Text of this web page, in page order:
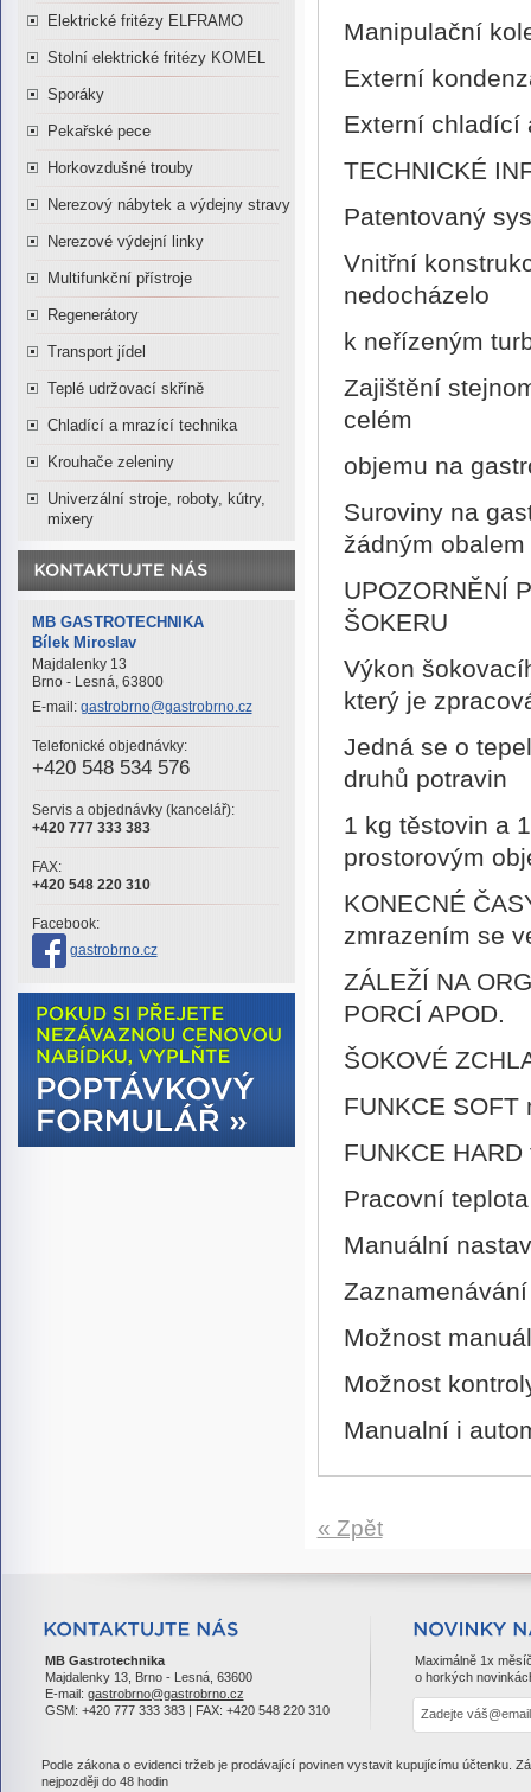
Elektrické fritézy ELFRAMO
Stolní elektrické fritézy KOMEL
Sporáky
Pekařské pece
Horkovzdušné trouby
Nerezový nábytek a výdejny stravy
Nerezové výdejní linky
Multifunkční přístroje
Regenerátory
Transport jídel
Teplé udržovací skříně
Chladící a mrazící technika
Krouhače zeleniny
Univerzální stroje, roboty, kútry,
mixery
MB GASTROTECHNIKA
Bílek Miroslav
Majdalenky 13
Brno - Lesná, 63800
E-mail: gastrobrno@gastrobrno.cz
Telefonické objednávky:
+420 548 534 576
Servis a objednávky (kancelář):
+420 777 333 383
FAX:
+420 548 220 310
Facebook:
gastrobrno.cz
Manipulační
Externí
Externí chladící
TECHNICKÉ
Patentovaný
Vnitřní
nedocházelo
k neřízeným
Zajištění
celém
objemu na
Suroviny na
žádným obalem
UPOZORNĚNÍ
ŠOKERU
Výkon
který je
Jedná se o
druhů potravin
1 kg těstovin a
prostorovým
KONECNÉ
zmrazením se
ZÁLEŽÍ NA
PORCÍ APOD.
ŠOKOVÉ
FUNKCE
FUNKCE
Pracovní
Manuální
Možnost
Možnost
Manualní i
« Zpět
MB Gastrotechnika
Majdalenky 13, Brno - Lesná, 63600
E-mail: gastrobrno@gastrobrno.cz
GSM: +420 777 333 383 | FAX: +420 548 220 310
Maximálně 1x
o horkých
Podle zákona o evidenci tržeb je prodávající povinen vystavit kupujícímu účtenku.
nejpozději do 48 hodin